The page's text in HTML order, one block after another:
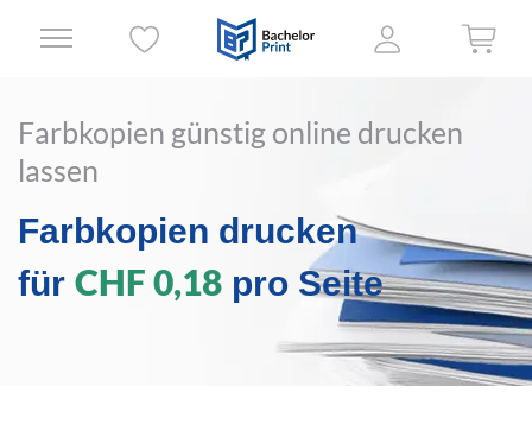
Farbkopien günstig online drucken
lassen
Farbkopien drucken
für CHF 0,18 pro Seite